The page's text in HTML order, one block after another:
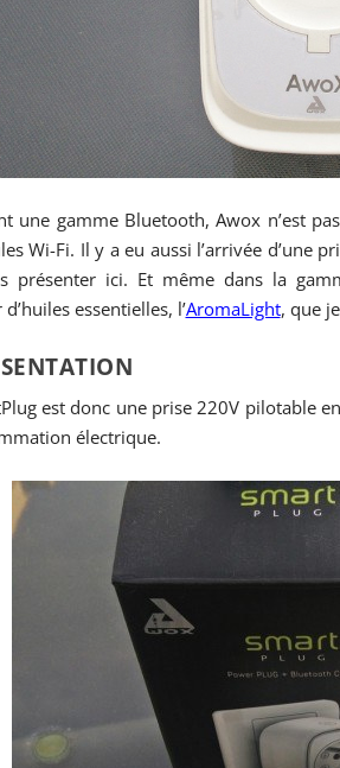
une gamme Bluetooth, Awox n’est
Wi-Fi. Il y a eu aussi l’arrivée d’une
présenter ici. Et même dans la
essentielles, l’AromaLight, que
est donc une prise 220V pilotable
électrique.